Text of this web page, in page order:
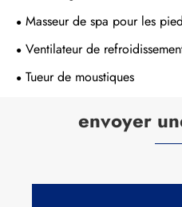
Masseur de spa pour les
Ventilateur de
Tueur de moustiques
envoyer